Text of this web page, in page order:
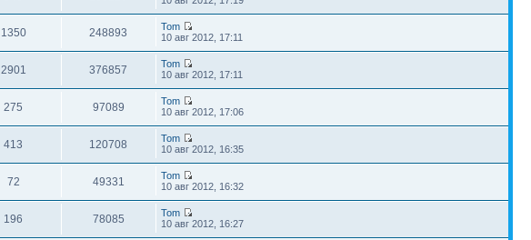
1350 248893
Tom
10 авг 2012, 17:11
2901 376857
Tom
10 авг 2012, 17:11
275 97089
Tom
10 авг 2012, 17:06
413 120708
Tom
10 авг 2012, 16:35
72 49331
Tom
10 авг 2012, 16:32
196 78085
Tom
10 авг 2012, 16:27